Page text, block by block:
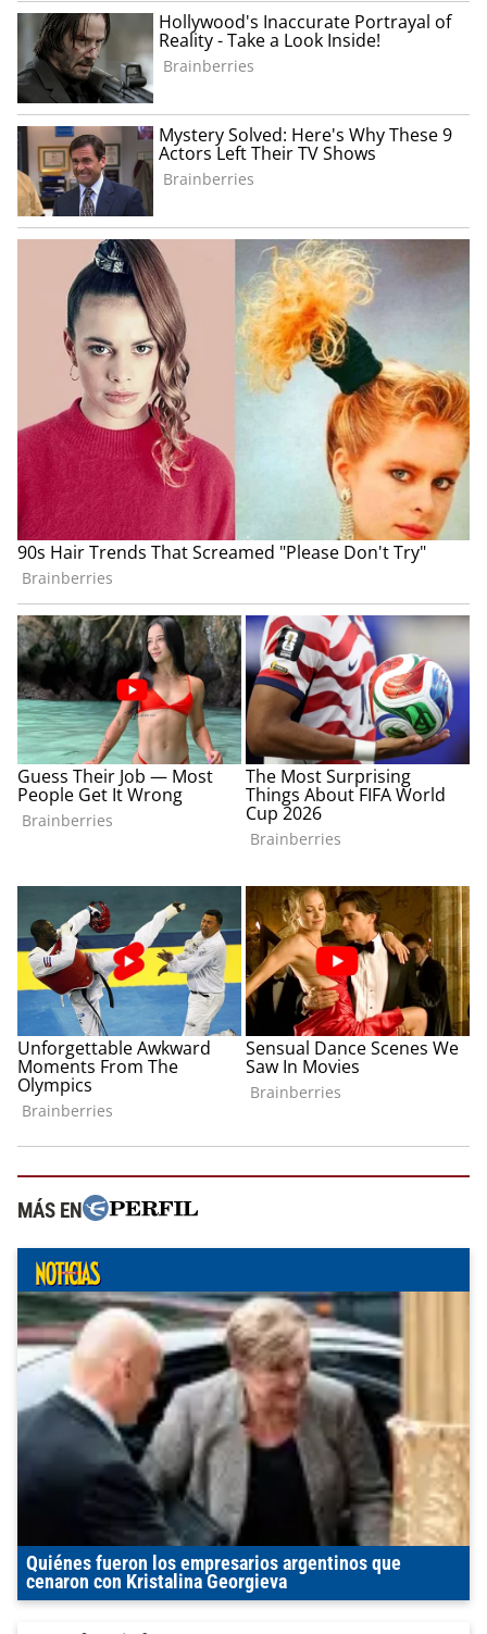
MÁS EN
Quiénes fueron los empresarios argentinos que
cenaron con Kristalina Georgieva